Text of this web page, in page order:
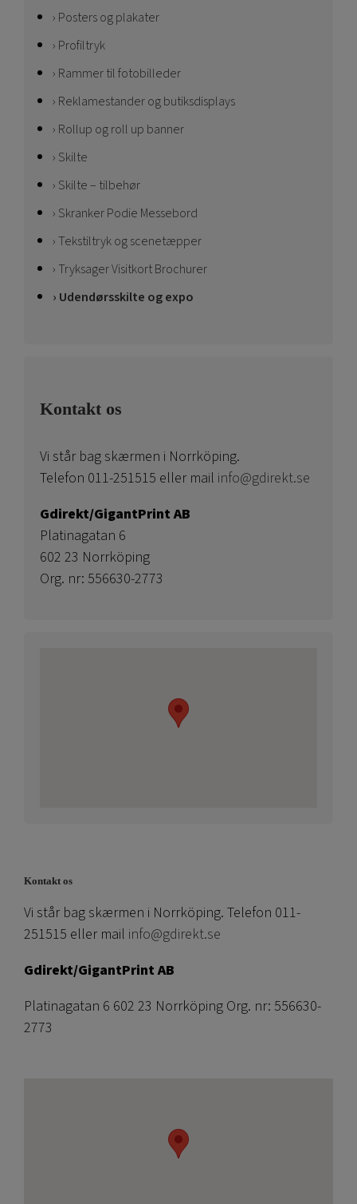
Posters og plakater
Profiltryk
Rammer til fotobilleder
Reklamestander og butiksdisplays
Rollup og roll up banner
Skilte
Skilte – tilbehør
Skranker Podie Messebord
Tekstiltryk og scenetæpper
Tryksager Visitkort Brochurer
Udendørsskilte og expo
Kontakt os
Vi står bag skærmen i Norrköping.
Telefon 011-251515 eller mail info@gdirekt.se
Gdirekt/GigantPrint AB
Platinagatan 6
602 23 Norrköping
Org. nr: 556630-2773
Kontakt os
Vi står bag skærmen i Norrköping. Telefon 011-
251515 eller mail info@gdirekt.se
Gdirekt/GigantPrint AB
Platinagatan 6 602 23 Norrköping Org. nr: 556630-
2773